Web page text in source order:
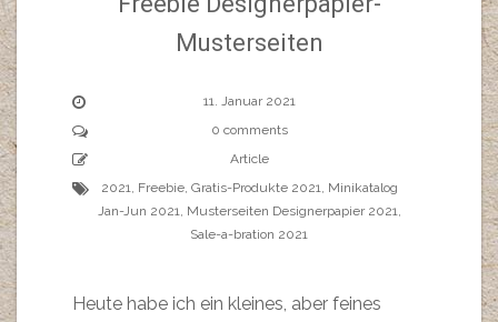
Musterseiten
11. Januar 2021
0 comments
Article
2021, Freebie, Gratis-Produkte 2021, Minikatalog
Jan-Jun 2021, Musterseiten Designerpapier 2021,
Sale-a-bration 2021
Heute habe ich ein kleines, aber feines